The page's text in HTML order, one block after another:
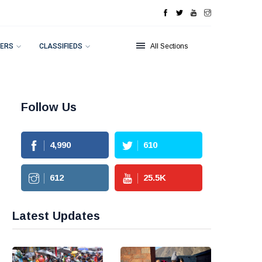
CLASSIFIEDS All Sections
Follow Us
4,990 610
612 25.5K
Latest Updates